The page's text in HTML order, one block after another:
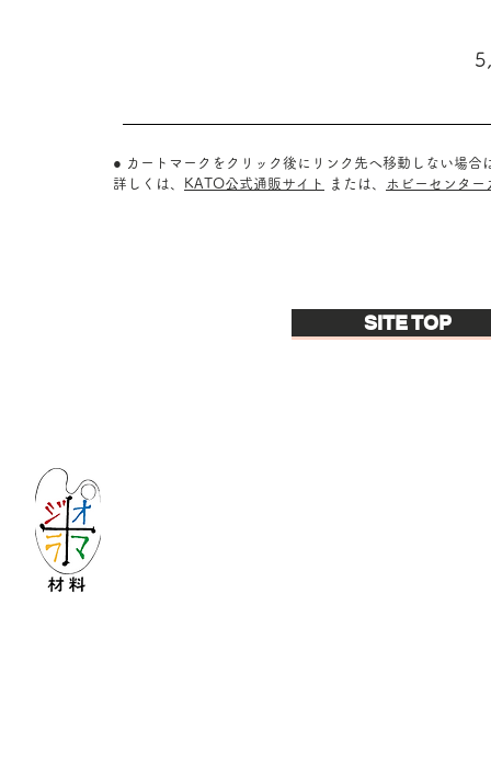
● カートマークをクリック後にリンク先へ移動しない場
詳しくは、
KATO公式通販サイト または、 ホビーセンター
SITE TOP